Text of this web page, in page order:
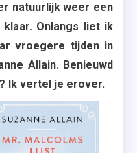
Bruna
Uitgevers
,
Debuut
,
Roman
natuurlijk weer een
Onlangs liet ik
vroegere tijden in
Allain. Benieuwd
Ik vertel je erover.